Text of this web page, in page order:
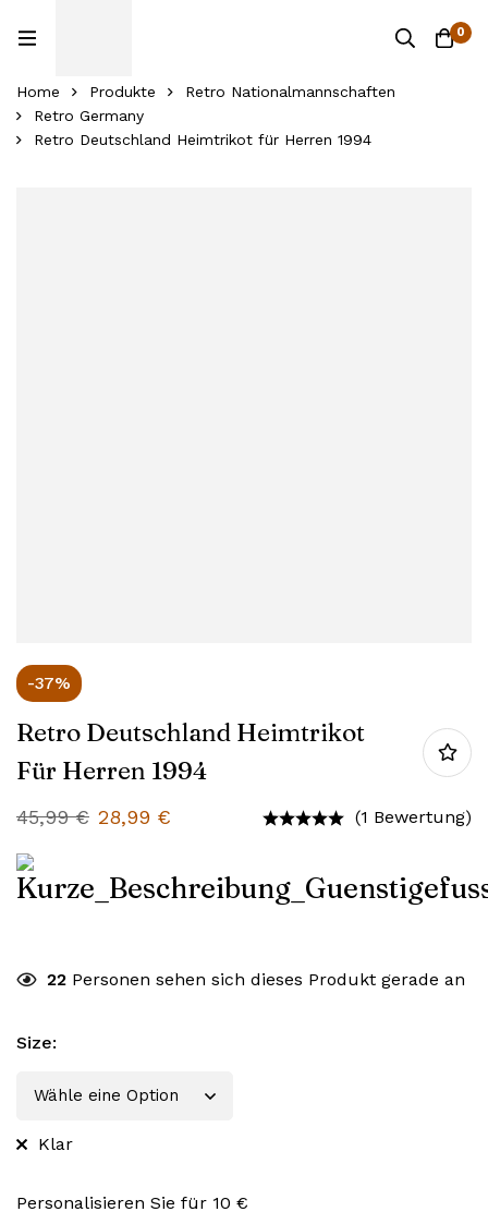
0
Home Produkte
Retro Nationalmannschaften
Retro Germany
Retro Deutschland Heimtrikot für Herren 1994
-37%
Retro Deutschland Heimtrikot
Für Herren 1994
45,99€ 28,99 € (1 Bewertung)
22 Personen sehen sich dieses Produkt gerade an
Size:
Klar
Personalisieren Sie für 10 €